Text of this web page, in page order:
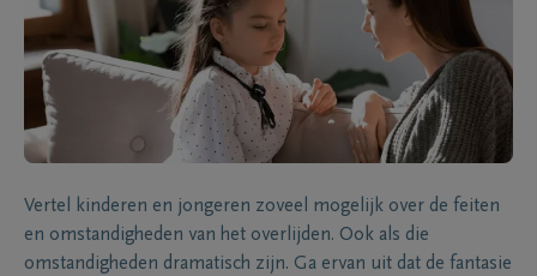
Vertel kinderen en jongeren zoveel mogelijk over de feiten
en omstandigheden van het overlijden. Ook als die
omstandigheden dramatisch zijn. Ga ervan uit dat de fantasie